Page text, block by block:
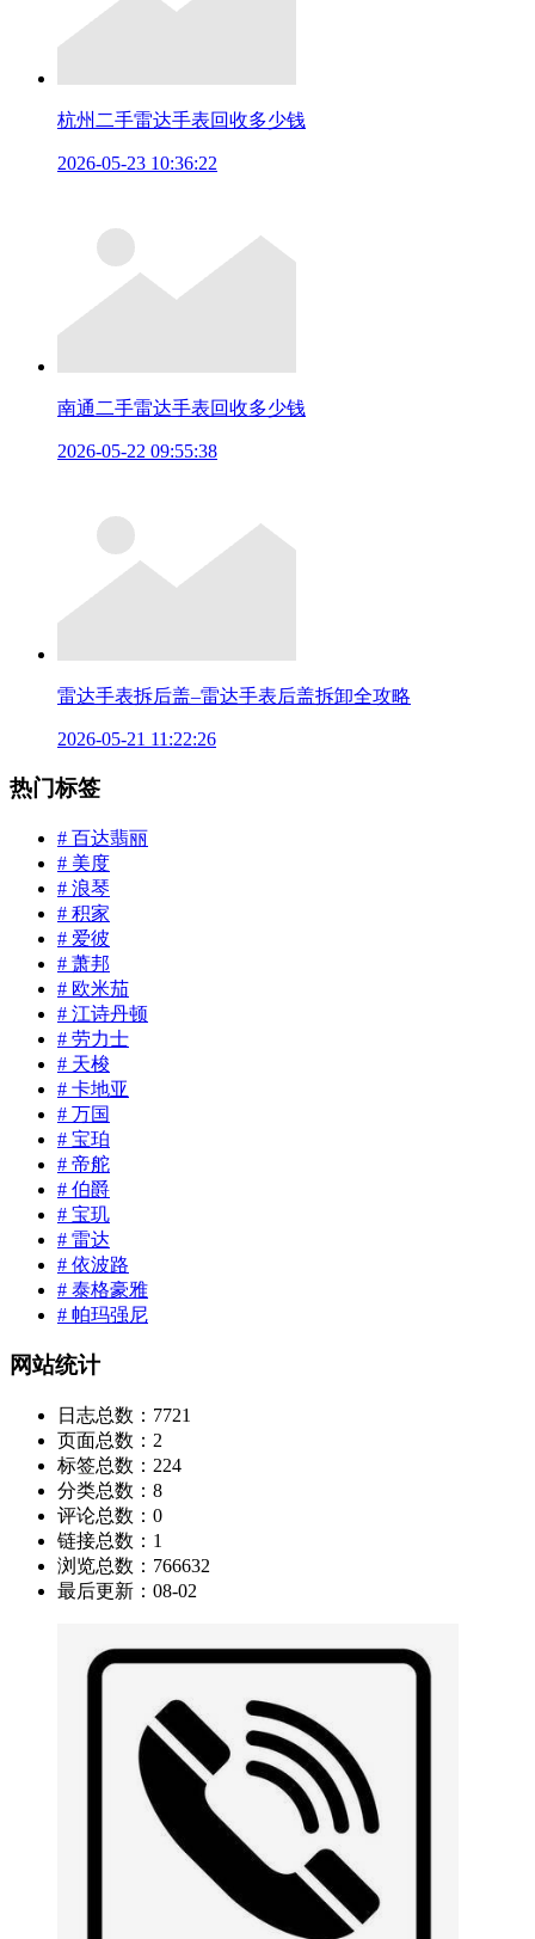
杭州二手雷达手表回收多少钱
2026-05-23 10:36:22
南通二手雷达手表回收多少钱
2026-05-22 09:55:38
雷达手表拆后盖–雷达手表后盖拆卸全攻略
2026-05-21 11:22:26
热门标签
# 百达翡丽
# 美度
# 浪琴
# 积家
# 爱彼
# 萧邦
# 欧米茄
# 江诗丹顿
# 劳力士
# 天梭
# 卡地亚
# 万国
# 宝珀
# 帝舵
# 伯爵
# 宝玑
# 雷达
# 依波路
# 泰格豪雅
# 帕玛强尼
网站统计
日志总数： 7721
页面总数： 2
标签总数： 224
分类总数： 8
评论总数： 0
链接总数： 1
浏览总数： 766632
最后更新： 08-02